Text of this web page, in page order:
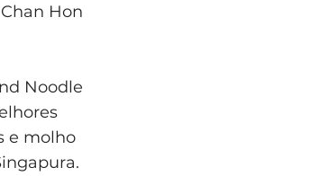
Hon
Noodle
e molho